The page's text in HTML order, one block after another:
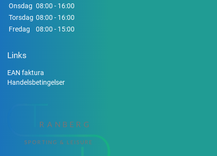
Onsdag 08:00 - 16:00
Torsdag 08:00 - 16:00
Fredag
08:00 - 15:00
Links
EAN faktura
Handelsbetingelser